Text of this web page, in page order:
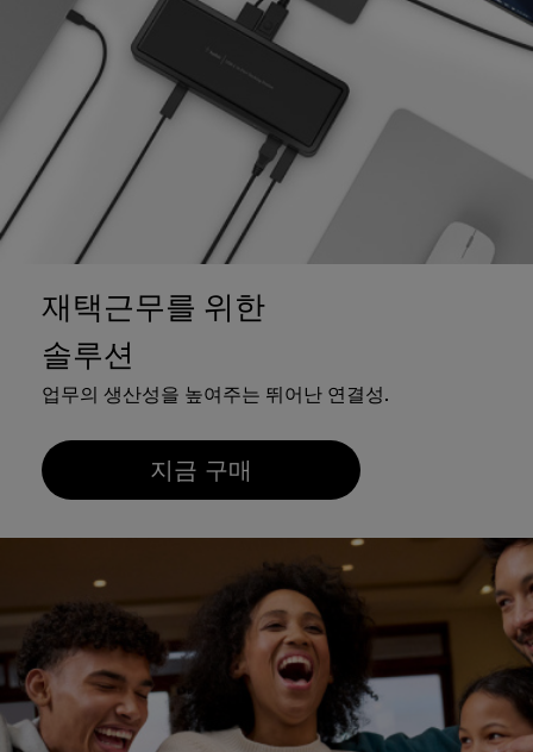
재택근무를 위한
솔루션
업무의 생산성을 높여주는 뛰어난 연결성.
지금 구매